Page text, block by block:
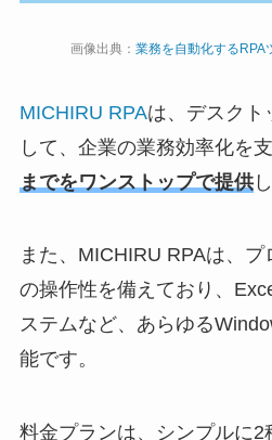
画像出典： 業務を自動化するRPA
MICHIRU RPAは、デスクト
して、企業の業務効率化を支
までをワンストップで提供
また、MICHIRU RPAは、
の操作性を備えており、
ステムなど、あらゆる
能です。
料金プランは、シンプルに2